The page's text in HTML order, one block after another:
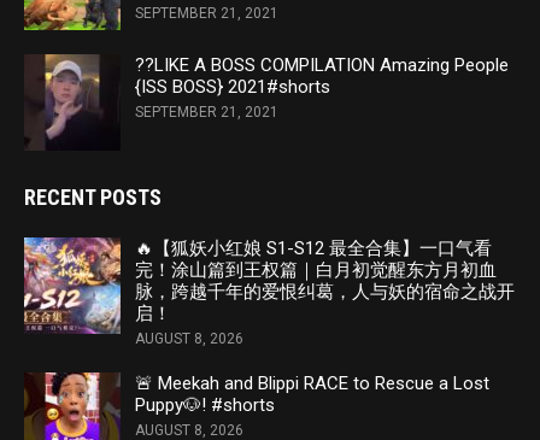
SEPTEMBER 21, 2021
??LIKE A BOSS COMPILATION Amazing People
{ISS BOSS} 2021#shorts
SEPTEMBER 21, 2021
RECENT POSTS
🔥【狐妖小红娘 S1-S12 最全合集】一口气看
完！涂山篇到王权篇｜白月初觉醒东方月初血
脉，跨越千年的爱恨纠葛，人与妖的宿命之战开
启！
AUGUST 8, 2026
🚨 Meekah and Blippi RACE to Rescue a Lost
Puppy🐶! #shorts
AUGUST 8, 2026